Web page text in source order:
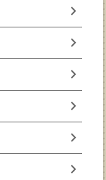
chevron_right
chevron_right
chevron_right
chevron_right
chevron_right
chevron_right